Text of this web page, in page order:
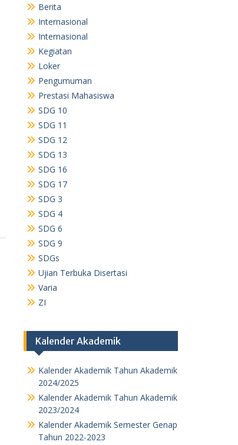
Berita
Internasional
Internasional
Kegiatan
Loker
Pengumuman
Prestasi Mahasiswa
SDG 10
SDG 11
SDG 12
SDG 13
SDG 16
SDG 17
SDG 3
SDG 4
SDG 6
SDG 9
SDGs
Ujian Terbuka Disertasi
Varia
ZI
Kalender Akademik
Kalender Akademik Tahun Akademik
2024/2025
Kalender Akademik Tahun Akademik
2023/2024
Kalender Akademik Semester Genap
Tahun 2022-2023